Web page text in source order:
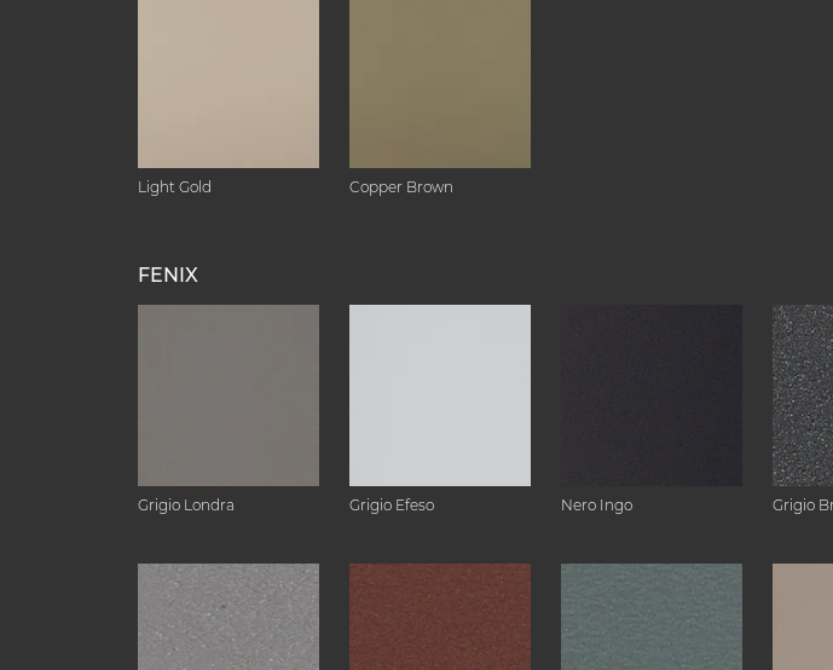
Light Gold Copper Brown
FENIX
Grigio Londra Grigio Efeso Nero Ingo Grigio